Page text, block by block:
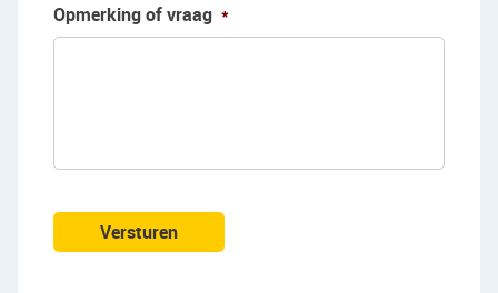
Opmerking of vraag *
Versturen